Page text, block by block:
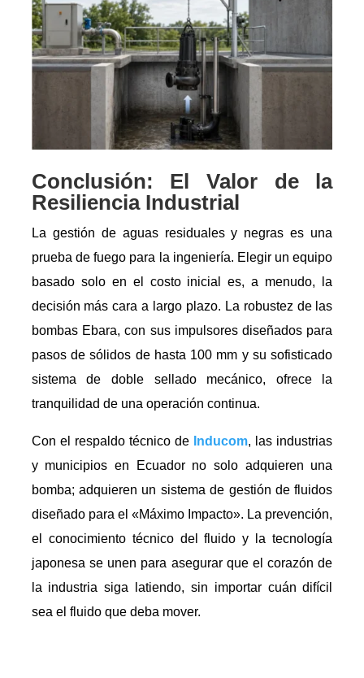
Conclusión: El Valor de la
Resiliencia Industrial
La gestión de aguas residuales y negras es una
prueba de fuego para la ingeniería. Elegir un equipo
basado solo en el costo inicial es, a menudo, la
decisión más cara a largo plazo. La robustez de las
bombas Ebara, con sus impulsores diseñados para
pasos de sólidos de hasta 100 mm y su sofisticado
sistema de doble sellado mecánico, ofrece la
tranquilidad de una operación continua.
Con el respaldo técnico de Inducom, las industrias
y municipios en Ecuador no solo adquieren una
bomba; adquieren un sistema de gestión de fluidos
diseñado para el «Máximo Impacto». La prevención,
el conocimiento técnico del fluido y la tecnología
japonesa se unen para asegurar que el corazón de
la industria siga latiendo, sin importar cuán difícil
sea el fluido que deba mover.